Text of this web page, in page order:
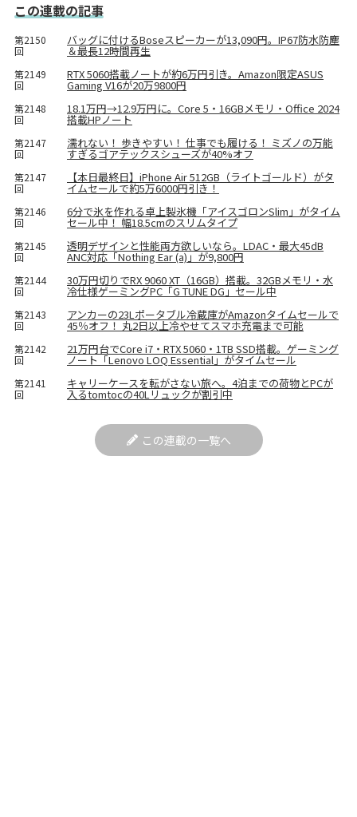
この連載の記事
第2150
回
バッグに付けるBoseスピーカーが13,090円。IP67防水防塵
＆最長12時間再生
第2149
回
RTX 5060搭載ノートが約6万円引き。Amazon限定ASUS
Gaming V16が20万9800円
第2148
回
18.1万円→12.9万円に。Core 5・16GBメモリ・Office 2024
搭載HPノート
第2147
回
濡れない！ 歩きやすい！ 仕事でも履ける！ ミズノの万能
すぎるゴアテックスシューズが40%オフ
第2147
回
【本日最終日】iPhone Air 512GB（ライトゴールド）がタ
イムセールで約5万6000円引き！
第2146
回
6分で氷を作れる卓上製氷機「アイスゴロンSlim」がタイム
セール中！ 幅18.5cmのスリムタイプ
第2145
回
透明デザインと性能両方欲しいなら。LDAC・最大45dB
ANC対応「Nothing Ear (a)」が9,800円
第2144
回
30万円切りでRX 9060 XT（16GB）搭載。32GBメモリ・水
冷仕様ゲーミングPC「G TUNE DG」セール中
第2143
回
アンカーの23Lポータブル冷蔵庫がAmazonタイムセールで
45％オフ！ 丸2日以上冷やせてスマホ充電まで可能
第2142
回
21万円台でCore i7・RTX 5060・1TB SSD搭載。ゲーミング
ノート「Lenovo LOQ Essential」がタイムセール
第2141
回
キャリーケースを転がさない旅へ。4泊までの荷物とPCが
入るtomtocの40Lリュックが割引中
この連載の一覧へ